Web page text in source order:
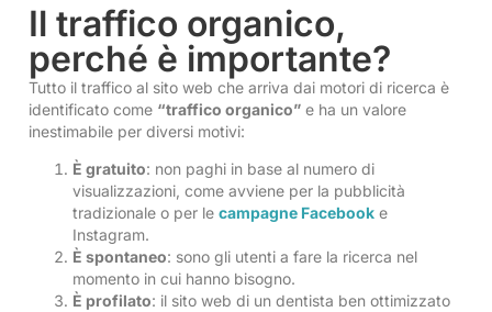
Il traffico organico,
perché è importante?
Tutto il traffico al sito web che arriva dai motori di ricerca è
identificato come “traffico organico” e ha un valore
inestimabile per diversi motivi:
È gratuito: non paghi in base al numero di
visualizzazioni, come avviene per la pubblicità
tradizionale o per le campagne Facebook e
Instagram.
È spontaneo: sono gli utenti a fare la ricerca nel
momento in cui hanno bisogno.
È profilato: il sito web di un dentista ben ottimizzato